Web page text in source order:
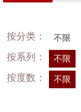
按分类： 不限
按系列： 不限
按度数： 不限